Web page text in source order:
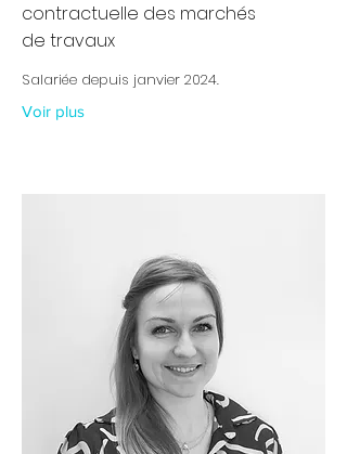
contractuelle des marchés
de travaux
Salariée depuis janvier 2024.
Voir plus